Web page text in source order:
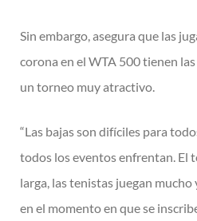
Sin embargo, asegura que las
corona en el WTA 500 tienen
un torneo muy atractivo.
“Las bajas son difíciles para
todos los eventos enfrentan. El
larga, las tenistas juegan mucho
en el momento en que se